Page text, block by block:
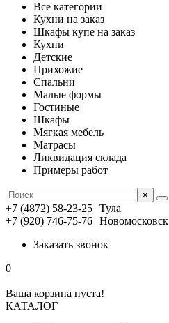
Все категории
Кухни на заказ
Шкафы купе на заказ
Кухни
Детские
Прихожие
Спальни
Малые формы
Гостиные
Шкафы
Мягкая мебель
Матрасы
Ликвидация склада
Примеры работ
×
+7 (4872) 58-23-25 Тула
+7 (920) 746-75-76 Новомосковск
Заказать звонок
0
Ваша корзина пуста!
КАТАЛОГ